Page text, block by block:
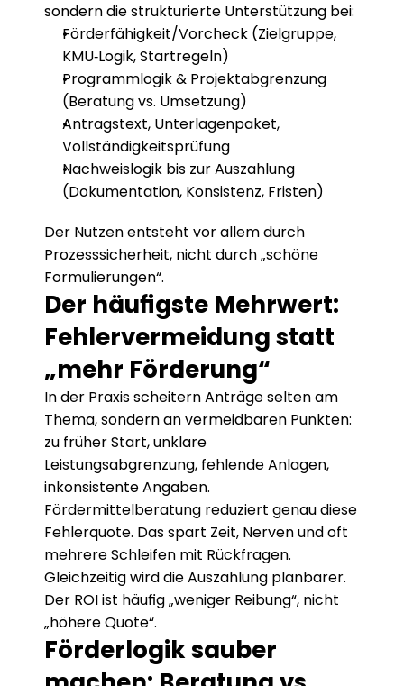
sondern die strukturierte Unterstützung bei:
Förderfähigkeit/Vorcheck (Zielgruppe,
KMU‑Logik, Startregeln)
Programmlogik & Projektabgrenzung
(Beratung vs. Umsetzung)
Antragstext, Unterlagenpaket,
Vollständigkeitsprüfung
Nachweislogik bis zur Auszahlung
(Dokumentation, Konsistenz, Fristen)
Der Nutzen entsteht vor allem durch
Prozesssicherheit, nicht durch „schöne
Formulierungen“.
Der häufigste Mehrwert:
Fehlervermeidung statt
„mehr Förderung“
In der Praxis scheitern Anträge selten am
Thema, sondern an vermeidbaren Punkten:
zu früher Start, unklare
Leistungsabgrenzung, fehlende Anlagen,
inkonsistente Angaben.
Fördermittelberatung reduziert genau diese
Fehlerquote. Das spart Zeit, Nerven und oft
mehrere Schleifen mit Rückfragen.
Gleichzeitig wird die Auszahlung planbarer.
Der ROI ist häufig „weniger Reibung“, nicht
„höhere Quote“.
Förderlogik sauber